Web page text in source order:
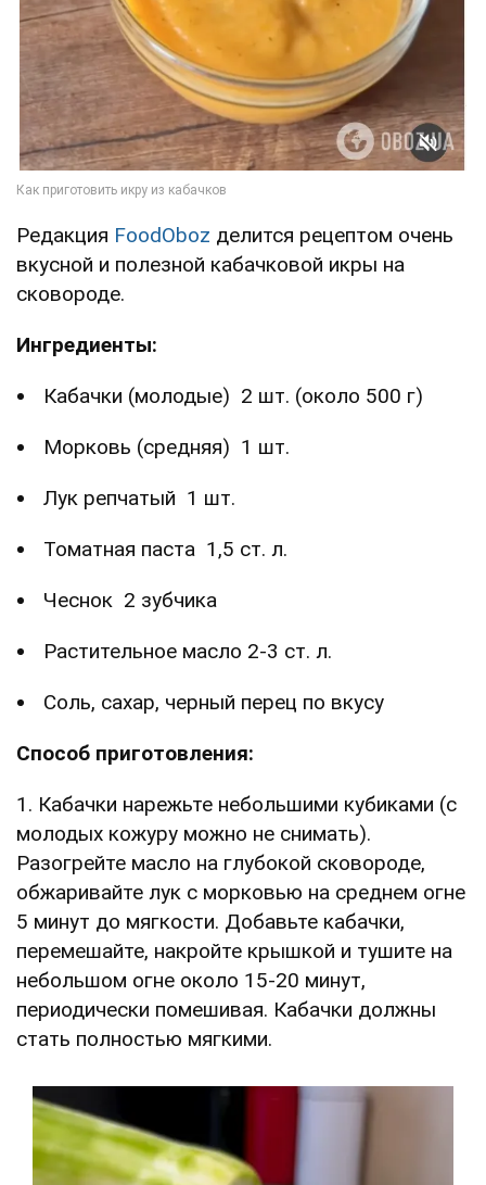
Редакция FoodOboz делится рецептом очень
вкусной и полезной кабачковой икры на
сковороде.
Ингредиенты:
Кабачки (молодые) 2 шт. (около 500 г)
Морковь (средняя) 1 шт.
Лук репчатый 1 шт.
Томатная паста 1,5 ст. л.
Чеснок 2 зубчика
Растительное масло 2-3 ст. л.
Соль, сахар, черный перец по вкусу
Способ приготовления:
1. Кабачки нарежьте небольшими кубиками (с
молодых кожуру можно не снимать).
Разогрейте масло на глубокой сковороде,
обжаривайте лук с морковью на среднем огне
5 минут до мягкости. Добавьте кабачки,
перемешайте, накройте крышкой и тушите на
небольшом огне около 15-20 минут,
периодически помешивая. Кабачки должны
стать полностью мягкими.